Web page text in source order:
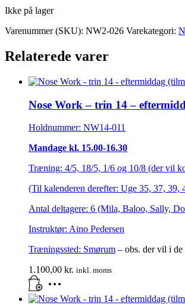
Ikke på lager
Varenummer (SKU): NW2-026 Varekategori:
Relaterede varer
Nose Work – trin 14 –
Holdnummer: NW14-011
Mandage kl. 15.00-16.30
Træning: 4/5, 18/5, 1/6 og 10/8 (der vil
(Til kalenderen derefter: Uge 35, 37,
Antal deltagere: 6 (Mila, Baloo, Sally,
Instruktør: Aino Pedersen
Træningssted: Smørum – obs. der vil i de
1.100,00 kr. inkl. moms